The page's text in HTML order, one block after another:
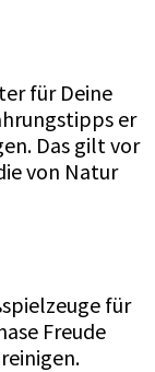
für Deine
er
Das gilt vor
von Natur
für
Freude